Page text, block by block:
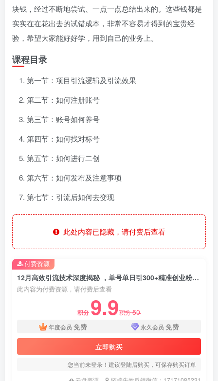
块钱，经过不断地尝试、一点一点总结出来的。这些钱都是
实实在在花出去的试错成本，非常不容易才得到的宝贵经
验，希望大家能好好学，用到自己的业务上。
课程目录
第一节：项目引流逻辑及引流效果
第二节：如何注册账号
第三节：账号如何养号
第四节：如何找对标号
第五节：如何进行二创
第六节：如何发布及注意事项
第七节：引流后如何去变现
此处内容已隐藏，请付费后查看
12月高效引流技术深度揭秘 ，单号单日引300+精准创业粉，一分钟一条原创素材，引爆你的私域流量
此内容为付费资源，请付费后查看
积分 9.9积分50
年度会员 免费 永久会员 免费
立即购买
您当前未登录！建议登陆后购买，可保存购买订单
付费资源